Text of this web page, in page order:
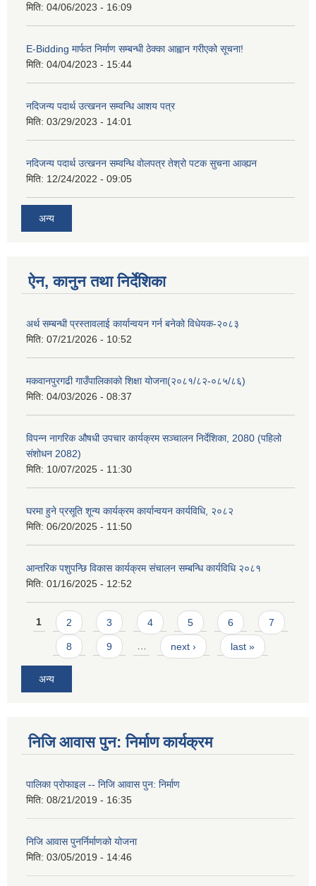
मिति: 04/06/2023 - 16:09
E-Bidding मार्फत निर्माण सम्बन्धी ठेक्का आह्वान गरीएको सूचना!
मिति: 04/04/2023 - 15:44
नदिजन्य पदार्थ उत्खनन सम्वन्धि आशय पत्र
मिति: 03/29/2023 - 14:01
नदिजन्य पदार्थ उत्खनन सम्वन्धि वोलपत्र तेश्रो पटक सुचना आव्ह्यन
मिति: 12/24/2022 - 09:05
अन्य
ऐन, कानुन तथा निर्देशिका
अर्थ सम्बन्धी प्रस्तावलाई कार्यान्वयन गर्न बनेको विधेयक-२०८३
मिति: 07/21/2026 - 10:52
मकवानपुरगढी गाउँपालिकाको शिक्षा योजना(२०८१/८२-०८५/८६)
मिति: 04/03/2026 - 08:37
विपन्न नागरिक औषधी उपचार कार्यक्रम सञ्चालन निर्देशिका, 2080 (पहिलो
संशोधन 2082)
मिति: 10/07/2025 - 11:30
घरमा हुने प्रसूति शून्य कार्यक्रम कार्यान्वयन कार्यविधि, २०८२
मिति: 06/20/2025 - 11:50
आन्तरिक पशुपन्छि विकास कार्यक्रम संचालन सम्बन्धि कार्यविधि २०८१
मिति: 01/16/2025 - 12:52
Pages
1 2 3 4 5 6 7
8 9 … next › last »
अन्य
निजि आवास पुन: निर्माण कार्यक्रम
पालिका प्राेफाइल -- निजि आवास पुन: निर्माण
मिति: 08/21/2019 - 16:35
निजि आवास पुनर्निर्माणको योजना
मिति: 03/05/2019 - 14:46